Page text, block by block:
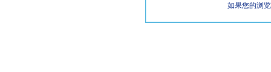
如果您的浏